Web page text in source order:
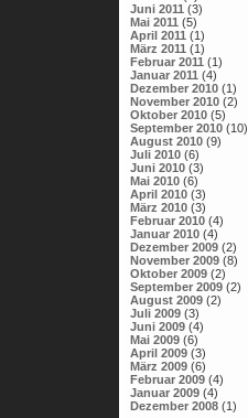
Juni 2011 (3)
Mai 2011 (5)
April 2011 (1)
März 2011 (1)
Februar 2011 (1)
Januar 2011 (4)
Dezember 2010(1)
November 2010(2)
Oktober 2010(5)
September 2010(10)
August 2010(9)
Juli 2010(6)
Juni 2010(3)
Mai 2010(6)
April 2010(3)
März 2010(3)
Februar 2010(4)
Januar 2010(4)
Dezember 2009(2)
November 2009(8)
Oktober 2009(2)
September 2009(2)
August 2009(2)
Juli 2009(3)
Juni 2009(4)
Mai 2009(6)
April 2009(3)
März 2009(6)
Februar 2009(4)
Januar 2009(4)
Dezember 2008(1)